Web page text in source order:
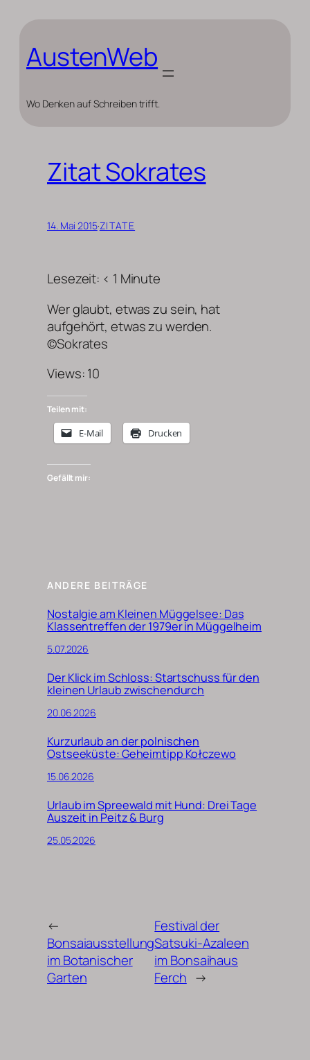
springen
AustenWeb
Wo Denken auf Schreiben trifft.
Zitat Sokrates
14. Mai 2015·ZITATE
Lesezeit: < 1 Minute
Wer glaubt, etwas zu sein, hat
aufgehört, etwas zu werden.
©Sokrates
Views: 10
Teilen mit:
E-Mail Drucken
Gefällt mir:
ANDERE BEITRÄGE
Nostalgie am Kleinen Müggelsee: Das
Klassentreffen der 1979er in Müggelheim
5.07.2026
Der Klick im Schloss: Startschuss für den
kleinen Urlaub zwischendurch
20.06.2026
Kurzurlaub an der polnischen
Ostseeküste: Geheimtipp Kołczewo
15.06.2026
Urlaub im Spreewald mit Hund: Drei Tage
Auszeit in Peitz & Burg
25.05.2026
←
Bonsaiausstellung
im Botanischer
Garten
Festival der
Satsuki-Azaleen
im Bonsaihaus
Ferch →